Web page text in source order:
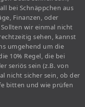
bei Schnäppchen aus
Finanzen, oder
wir einmal nicht
sehen, kannst
umgehend um die
10% Regel, die bei
seriös sein (z.B. von
nicht sicher sein, ob der
bitten und wie prüfen